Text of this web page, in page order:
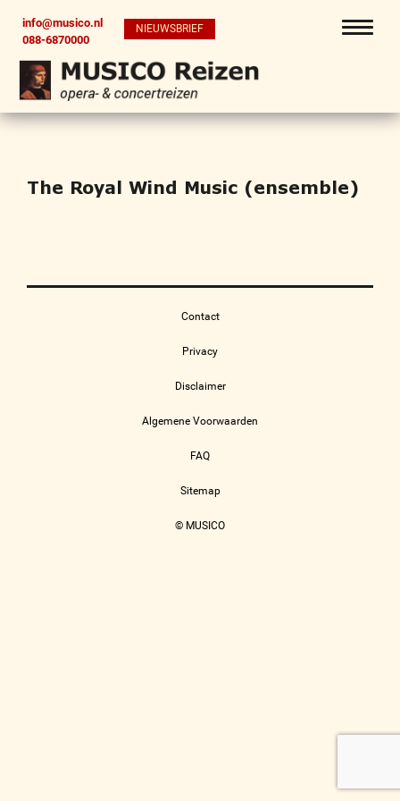
info@musico.nl
088-6870000
NIEUWSBRIEF
The Royal Wind Music (ensemble)
Contact
Privacy
Disclaimer
Algemene Voorwaarden
FAQ
Sitemap
© MUSICO